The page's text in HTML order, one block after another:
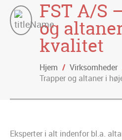
FST A/S
og
kvalitet
Hjem / Virksomheder
Trapper og altaner i
Eksperter i alt indenfor bl.a.